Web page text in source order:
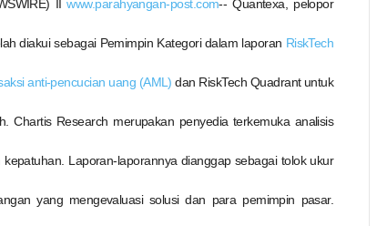
IIwww.parahyangan-post.com-- Quantexa, pelopor
diakui sebagai Pemimpin Kategori dalam laporan RiskTech
anti-pencucian uang (AML) dan RiskTech Quadrant untuk
Chartis Research merupakan penyedia terkemuka analisis
Laporan-laporannya dianggap sebagai tolok ukur
yang mengevaluasi solusi dan para pemimpin pasar.